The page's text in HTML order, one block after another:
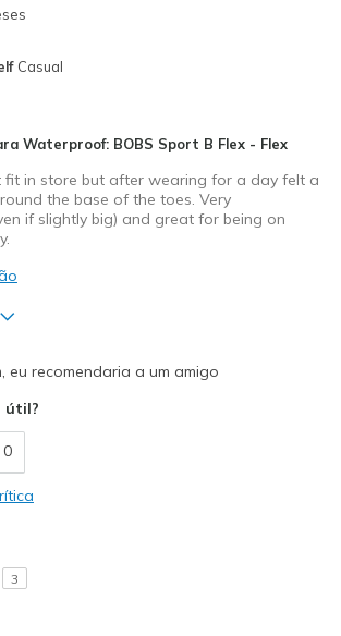
Casual
Waterproof: BOBS Sport B Flex - Flex
fit in store but after wearing for a day felt a
the base of the toes. Very
if slightly big) and great for being on
Feels half size too big
eu recomendaria a um amigo
útil?
0
3